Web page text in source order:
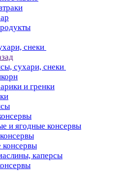
снеки
сухари, снеки
и гренки
и ягодные консервы
каперсы